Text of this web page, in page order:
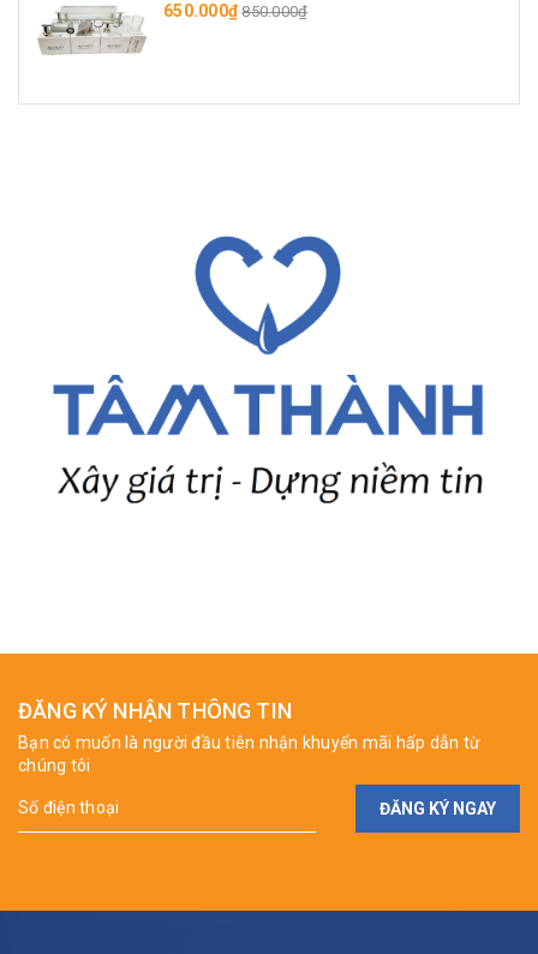
650.000₫ 850.000₫
ĐĂNG KÝ NHẬN THÔNG TIN
Bạn có muốn là người đầu tiên nhận khuyến mãi hấp dẫn từ
chúng tôi
ĐĂNG KÝ NGAY